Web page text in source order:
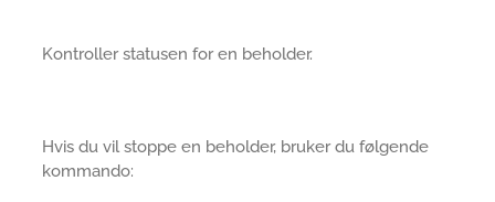
Kontroller statusen for en beholder.
Hvis du vil stoppe en beholder, bruker du følgende
kommando: